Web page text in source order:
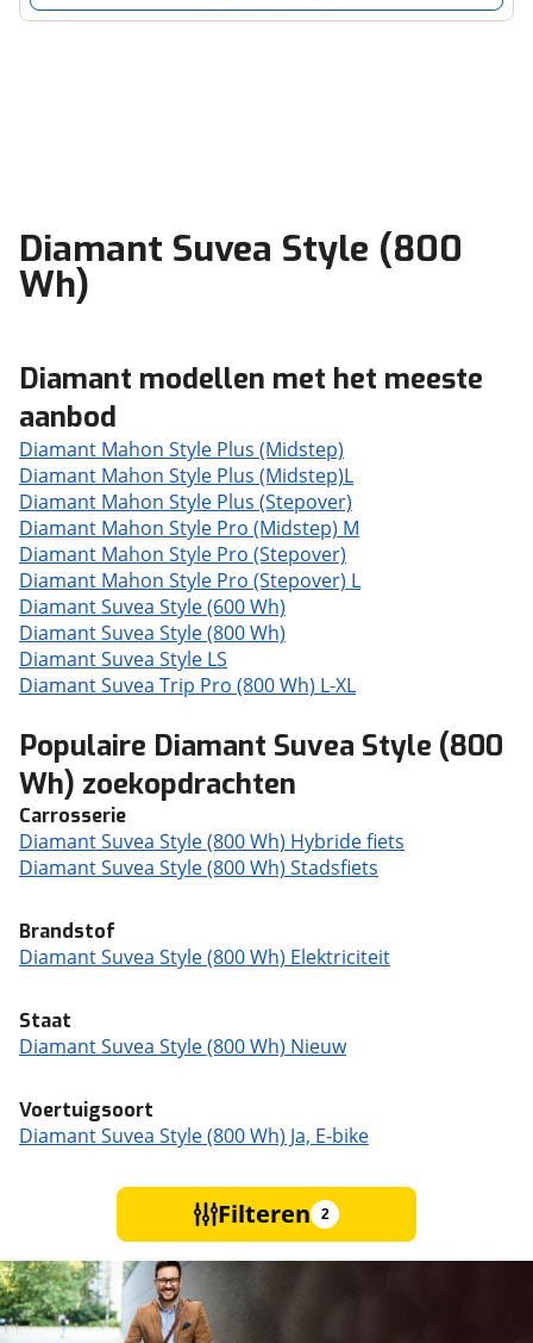
Diamant Suvea Style (800
Wh)
Diamant modellen met het meeste
aanbod
Diamant Mahon Style Plus (Midstep)
Diamant Mahon Style Plus (Midstep)L
Diamant Mahon Style Plus (Stepover)
Diamant Mahon Style Pro (Midstep) M
Diamant Mahon Style Pro (Stepover)
Diamant Mahon Style Pro (Stepover) L
Diamant Suvea Style (600 Wh)
Diamant Suvea Style (800 Wh)
Diamant Suvea Style LS
Diamant Suvea Trip Pro (800 Wh) L-XL
Populaire Diamant Suvea Style (800
Wh) zoekopdrachten
Carrosserie
Diamant Suvea Style (800 Wh) Hybride fiets
Diamant Suvea Style (800 Wh) Stadsfiets
Brandstof
Diamant Suvea Style (800 Wh) Elektriciteit
Staat
Diamant Suvea Style (800 Wh) Nieuw
Voertuigsoort
Diamant Suvea Style (800 Wh) Ja, E-bike
Filteren 2